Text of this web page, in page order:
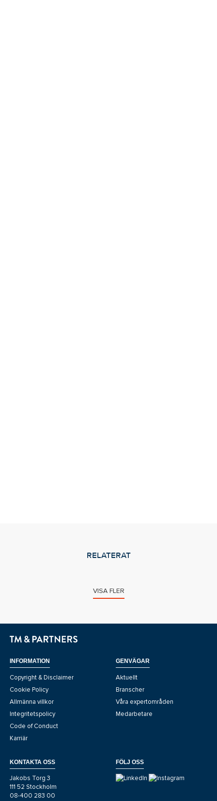
RELATERAT
VISA FLER
INFORMATION
Copyright & Disclaimer
Cookie Policy
Allmänna villkor
Integritetspolicy
Code of Conduct
Karriär
GENVÄGAR
Aktuellt
Branscher
Våra expertområden
Medarbetare
KONTAKTA OSS
Jakobs Torg 3
111 52 Stockholm
08-400 283 00
FÖLJ OSS